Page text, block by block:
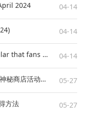
2024 04-14
04-14
"GTA6" game trailer is so popular that fans make and release a real-life version 04-14
CF灵狐神秘商店活动地址 CF灵狐神秘商店活动网址 05-27
方法 05-27